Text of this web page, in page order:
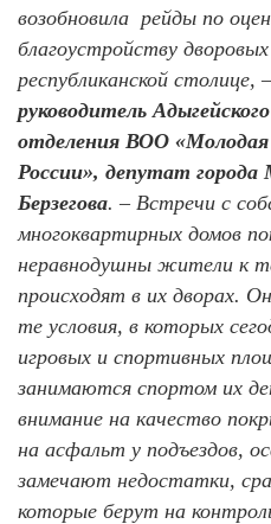
возобновила рейды по
благоустройству
республиканской столице,
руководитель
отделения ВОО
России», депутат
Берзегова. – Встречи с
многоквартирных домов
неравнодушны жители к
происходят в их дворах.
те условия, в которых
игровых и спортивных
занимаются спортом их
внимание на качество
на асфальт у подъездов,
замечают недостатки,
которые берут на